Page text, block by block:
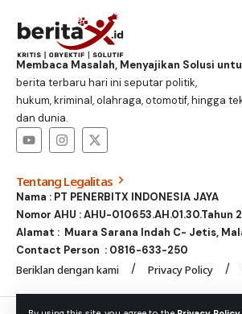
Membaca Masalah, Menyajikan Solusi
berita terbaru hari ini seputar politik,
hukum, kriminal, olahraga, otomotif, hingga
dan dunia.
Tentang Legalitas
Nama : PT PENERBITX INDONESIA JAYA
Nomor AHU : AHU-010653.AH.01.30.Tahun
Alamat : Muara Sarana Indah C- Jetis,
Contact Person : 0816-633-250
Beriklan dengan kami Privacy Policy